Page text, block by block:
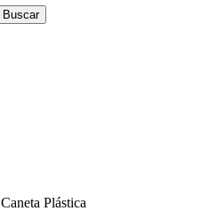
Buscar
Caneta Plástica